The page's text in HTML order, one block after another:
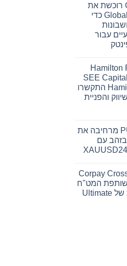
OpenFX רוכשת את
Global Ledger כדי
עבור
Hamilton
Bank ו- SEE Capital
Hamilton Ltd.‎ התקשרו
והפניית
PU Prime מרחיבה את
עם
Corpay
המט"ח
הרשמית של Ultimate